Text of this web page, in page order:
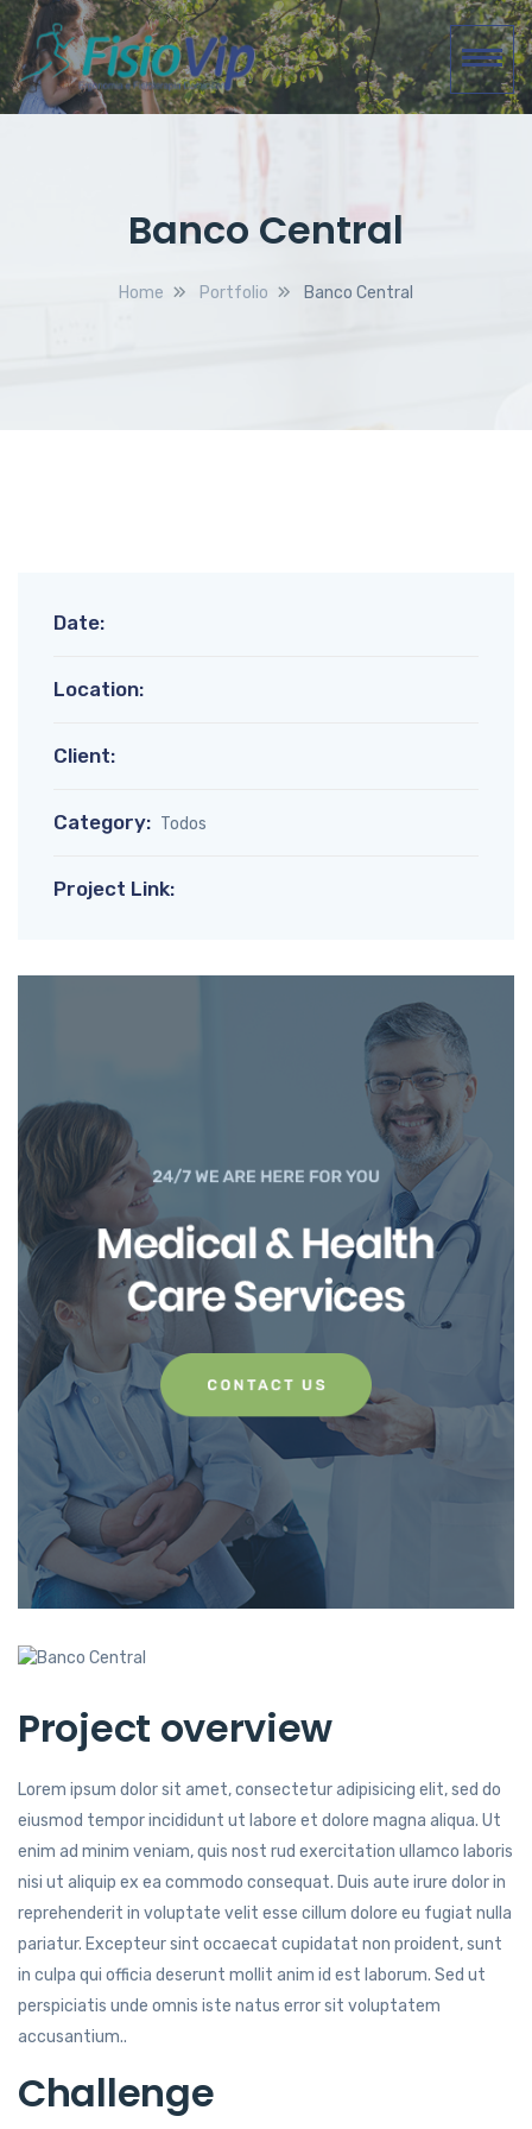
Banco Central
Home Portfolio Banco Central
Date:
Location:
Client:
Category: Todos
Project Link:
Project overview
Lorem ipsum dolor sit amet, consectetur adipisicing elit, sed do
eiusmod tempor incididunt ut labore et dolore magna aliqua. Ut
enim ad minim veniam, quis nost rud exercitation ullamco laboris
nisi ut aliquip ex ea commodo consequat. Duis aute irure dolor in
reprehenderit in voluptate velit esse cillum dolore eu fugiat nulla
pariatur. Excepteur sint occaecat cupidatat non proident, sunt
in culpa qui officia deserunt mollit anim id est laborum. Sed ut
perspiciatis unde omnis iste natus error sit voluptatem
accusantium..
Challenge